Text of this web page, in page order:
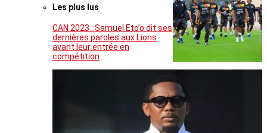
Les plus lus
CAN 2023 : Samuel Eto’o dit ses
dernières paroles aux Lions
avant leur entrée en
compétition